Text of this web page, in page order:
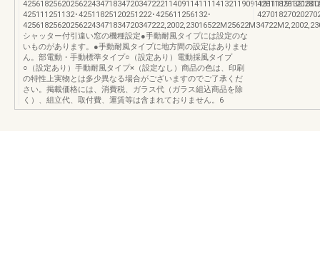
425111251132･42511825120251222･425611256132･
シャッター付引違い窓の機種設定●手動耐風タイプには設定のな
いものがあります。●手動耐風タイプに地方間の設定はありませ
ん。部電動・手動標準タイプ○（設定あり）電動採風タイプ
○（設定あり）手動耐風タイプ×（設定なし）商品の色は、印刷
の特性上実物とは多少異なる場合がございますのでご了承くだ
さい。掲載価格には、消費税、ガラス代（ガラス組込商品を除
く）、組立代、取付費、運賃等は含まれておりません。6